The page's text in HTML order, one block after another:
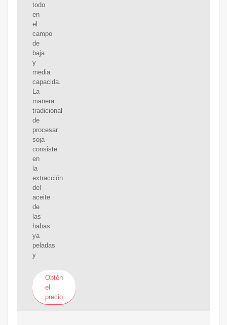
todo
en
el
campo
de
baja
y
media
capacida.
La
manera
tradicional
de
procesar
soja
consiste
en
la
extracción
del
aceite
de
las
habas
ya
peladas
y
Obtén
el
precio